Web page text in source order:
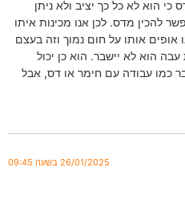
הוא לא כל כך יציב ולא ניתן
להכין מדס. לכן אנו מכינות איתו
אותו על חום נמוך וזה בעצם
הוא לא יישבר. הוא כן יכול
כמו עבודה עם חימר או דס, אבל
26/01/2025 בשעה 09:45